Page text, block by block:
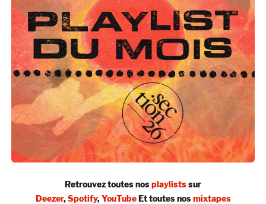
Retrouvez toutes nosplaylistssur
Deezer,Spotify,YouTubeEt toutes nosmixtapes